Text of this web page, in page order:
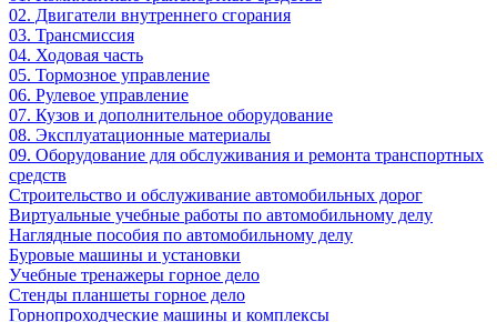
02. Двигатели внутреннего сгорания
03. Трансмиссия
04. Ходовая часть
05. Тормозное управление
06. Рулевое управление
07. Кузов и дополнительное оборудование
08. Эксплуатационные материалы
09. Оборудование для обслуживания и ремонта транспортных
средств
Строительство и обслуживание автомобильных дорог
Виртуальные учебные работы по автомобильному делу
Наглядные пособия по автомобильному делу
Буровые машины и установки
Учебные тренажеры горное дело
Стенды планшеты горное дело
Горнопроходческие машины и комплексы